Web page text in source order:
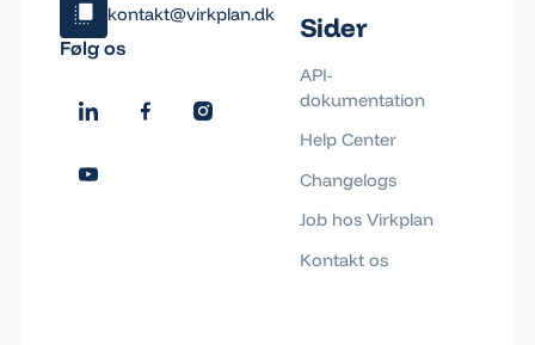
kontakt@virkplan.dk
Email blev kopieret!
Følg os
Sider
API-
dokumentation
Help Center
Changelogs
Job hos Virkplan
Kontakt os